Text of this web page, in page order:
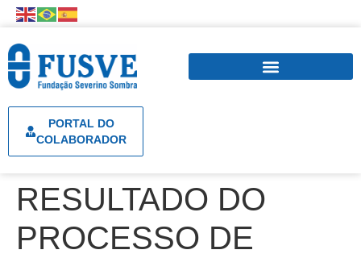
PORTAL DO
COLABORADOR
RESULTADO DO
PROCESSO DE